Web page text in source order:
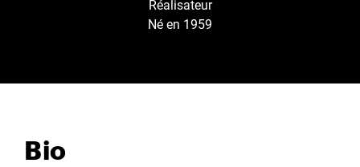
Réalisateur
Né en 1959
Bio